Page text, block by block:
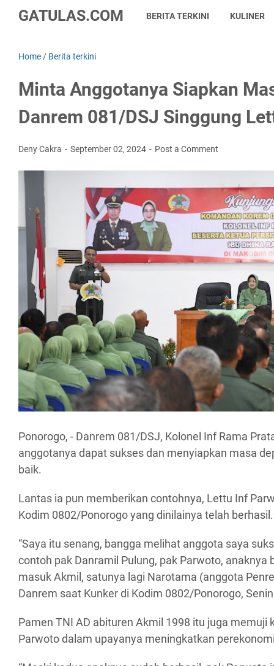
GATULAS.COM BERITA TERKINI KULINER
Home / Berita terkini
Minta Anggotanya Siapkan
Danrem 081/DSJ Singgung
Deny Cakra September 02, 2024 Post a Comment
Ponorogo, - Danrem 081/DSJ, Kolonel Inf Rama
anggotanya dapat sukses dan menyiapkan masa
baik.
Lantas ia pun memberikan contohnya, Lettu Inf
Kodim 0802/Ponorogo yang dinilainya telah berhasil.
“Saya itu senang, bangga melihat anggota saya
contoh pak Danramil Pulung, pak Parwoto, anaknya
masuk Akmil, satunya lagi Narotama (anggota
Danrem saat Kunker di Kodim 0802/Ponorogo,
Pamen TNI AD abituren Akmil 1998 itu juga memuji
Parwoto dalam upayanya meningkatkan